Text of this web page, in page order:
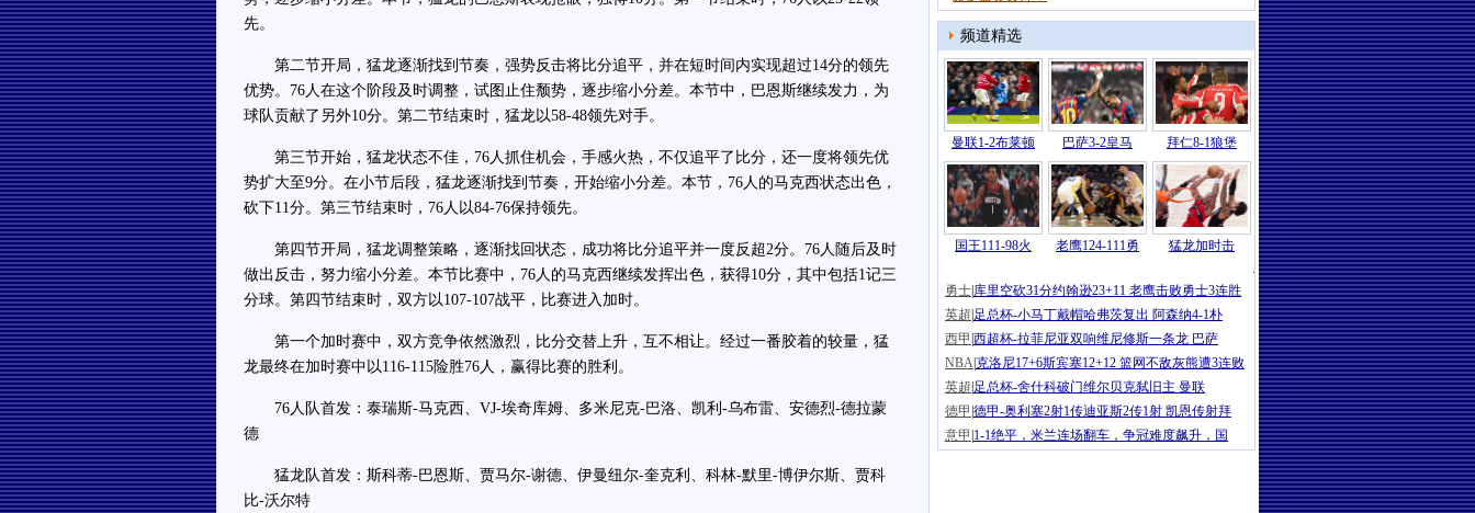
先。
第二节开局，猛龙逐渐找到节奏，强势反击将比分追平，并在短时间内实现超过14分的领先
优势。76人在这个阶段及时调整，试图止住颓势，逐步缩小分差。本节中，巴恩斯继续发力，为
球队贡献了另外10分。第二节结束时，猛龙以58-48领先对手。
第三节开始，猛龙状态不佳，76人抓住机会，手感火热，不仅追平了比分，还一度将领先优
势扩大至9分。在小节后段，猛龙逐渐找到节奏，开始缩小分差。本节，76人的马克西状态出色，
砍下11分。第三节结束时，76人以84-76保持领先。
第四节开局，猛龙调整策略，逐渐找回状态，成功将比分追平并一度反超2分。76人随后及时
做出反击，努力缩小分差。本节比赛中，76人的马克西继续发挥出色，获得10分，其中包括1记三
分球。第四节结束时，双方以107-107战平，比赛进入加时。
第一个加时赛中，双方竞争依然激烈，比分交替上升，互不相让。经过一番胶着的较量，猛
龙最终在加时赛中以116-115险胜76人，赢得比赛的胜利。
76人队首发：泰瑞斯-马克西、VJ-埃奇库姆、多米尼克-巴洛、凯利-乌布雷、安德烈-德拉蒙
德
猛龙队首发：斯科蒂-巴恩斯、贾马尔-谢德、伊曼纽尔-奎克利、科林-默里-博伊尔斯、贾科
比-沃尔特
频道精选
曼联1-2布莱顿 巴萨3-2皇马 拜仁8-1狼堡
国王111-98火 老鹰124-111勇
猛龙加时击
NBA |威少15+10杜兰特23分 火箭爆冷
勇士 库里空砍31分约翰逊23+11 老鹰击败勇士3连胜
英超 足总杯-小马丁戴帽哈弗茨复出 阿森纳4-1朴
西甲 西超杯-拉菲尼亚双响维尼修斯一条龙 巴萨
NBA克洛尼17+6斯宾塞12+12 篮网不敌灰熊遭3连败
英超 足总杯-舍什科破门维尔贝克弑旧主 曼联
德甲 德甲-奥利塞2射1传迪亚斯2传1射 凯恩传射拜
意甲 1-1绝平，米兰连场翻车，争冠难度飙升，国